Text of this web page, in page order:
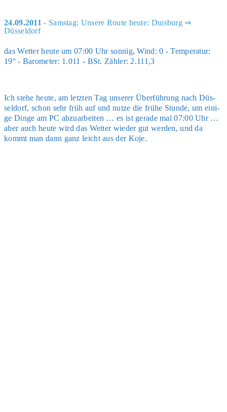
24.09.2011 - Samstag: Unsere Route heute: Duisburg ⇒
Düsseldorf
das Wet­ter heu­te um 07:00 Uhr son­nig, Wind: 0 - Tem­pe­ra­tur:
19° - Baro­me­ter: 1.011 - BSt. Zäh­ler: 2.111,3
Ich ste­he heu­te, am letz­ten Tag unse­rer Über­füh­rung nach Düs­
sel­dorf, schon sehr früh auf und nut­ze die frü­he Stun­de, um eini­
ge Din­ge am PC abzu­ar­bei­ten … es ist gera­de mal 07:00 Uhr …
aber auch heu­te wird das Wet­ter wie­der gut wer­den, und da
kommt man dann ganz leicht aus der Koje.